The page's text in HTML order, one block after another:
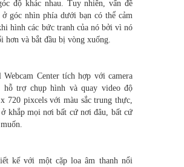
độ khác nhau. Tuy nhiên, vấn đề
góc nhìn phía dưới bạn có thể cảm
hình các bức tranh của nó bởi vì nó
hơn và bắt đầu bị vòng xuống.
Webcam Center tích hợp với camera
hỗ trợ chụp hình và quay video độ
720 pixcels với màu sắc trung thực,
khắp mọi nơi bất cứ nơi đâu, bất cứ
kế với một cặp loa âm thanh nổi